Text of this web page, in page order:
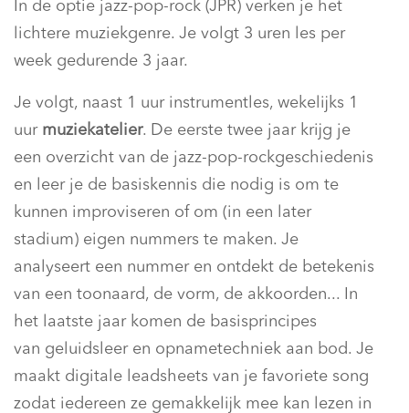
In de optie jazz-pop-rock (JPR) verken je het
lichtere muziekgenre. Je volgt 3 uren les per
week gedurende 3 jaar.
Je volgt, naast 1 uur instrumentles, wekelijks 1
uur muziekatelier. De eerste twee jaar krijg je
een overzicht van de jazz-pop-rockgeschiedenis
en leer je de basiskennis die nodig is om te
kunnen improviseren of om (in een later
stadium) eigen nummers te maken. Je
analyseert een nummer en ontdekt de betekenis
van een toonaard, de vorm, de akkoorden... In
het laatste jaar komen de basisprincipes
van geluidsleer en opnametechniek aan bod. Je
maakt digitale leadsheets van je favoriete song
zodat iedereen ze gemakkelijk mee kan lezen in